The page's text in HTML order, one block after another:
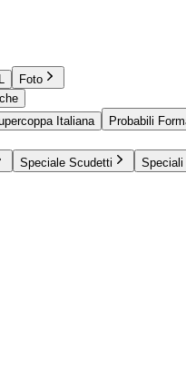
Foto
Italiana Probabili
Speciale Scudetti Speciali